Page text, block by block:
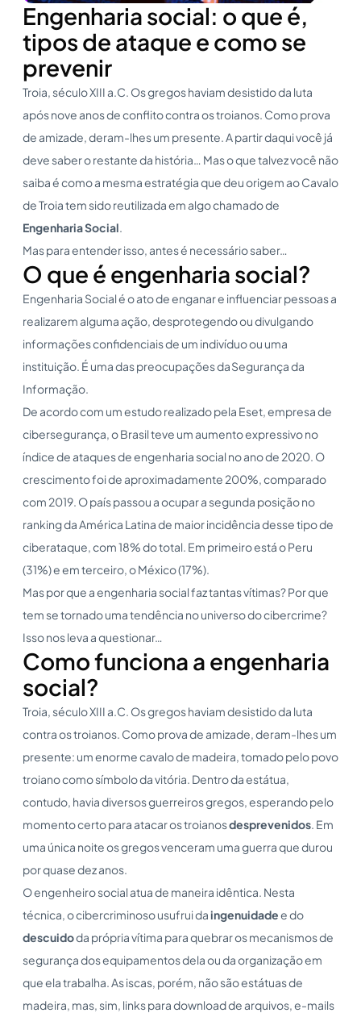
Engenharia social: o que é,
tipos de ataque e como se
prevenir
Troia, século XIII a.C. Os gregos haviam desistido da luta
após nove anos de conflito contra os troianos. Como prova
de amizade, deram-lhes um presente. A partir daqui você já
deve saber o restante da história… Mas o que talvez você não
saiba é como a mesma estratégia que deu origem ao Cavalo
de Troia tem sido reutilizada em algo chamado de
Engenharia Social.
Mas para entender isso, antes é necessário saber…
O que é engenharia social?
Engenharia Social é o ato de enganar e influenciar pessoas a
realizarem alguma ação, desprotegendo ou divulgando
informações confidenciais de um indivíduo ou uma
instituição. É uma das preocupações da Segurança da
Informação.
De acordo com um estudo realizado pela Eset, empresa de
cibersegurança, o Brasil teve um aumento expressivo no
índice de ataques de engenharia social no ano de 2020. O
crescimento foi de aproximadamente 200%, comparado
com 2019. O país passou a ocupar a segunda posição no
ranking da América Latina de maior incidência desse tipo de
ciberataque, com 18% do total. Em primeiro está o Peru
(31%) e em terceiro, o México (17%).
Mas por que a engenharia social faz tantas vítimas? Por que
tem se tornado uma tendência no universo do cibercrime?
Isso nos leva a questionar…
Como funciona a engenharia
social?
Troia, século XIII a.C. Os gregos haviam desistido da luta
contra os troianos. Como prova de amizade, deram-lhes um
presente: um enorme cavalo de madeira, tomado pelo povo
troiano como símbolo da vitória. Dentro da estátua,
contudo, havia diversos guerreiros gregos, esperando pelo
momento certo para atacar os troianosdesprevenidos. Em
uma única noite os gregos venceram uma guerra que durou
por quase dez anos.
O engenheiro social atua de maneira idêntica. Nesta
técnica, o cibercriminoso usufrui daingenuidadee do
descuidoda própria vítima para quebrar os mecanismos de
segurança dos equipamentos dela ou da organização em
que ela trabalha. As iscas, porém, não são estátuas de
madeira, mas, sim, links para download de arquivos, e-mails